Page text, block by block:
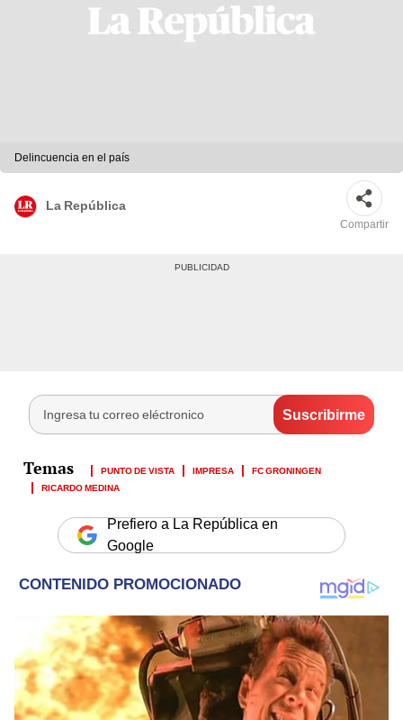
Delincuencia en el país
La República
Compartir
PUNTO DE VISTA IMPRESA
FC GRONINGEN
RICARDO MEDINA
Prefiero a La República en
Google